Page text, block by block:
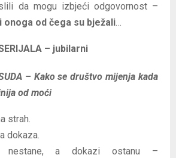
da mogu izbjeći odgovornost –
onoga od čega su bježali…
– jubilarni
– Kako se društvo mijenja kada
od moći
strah.
dokaza.
a dokazi ostanu –